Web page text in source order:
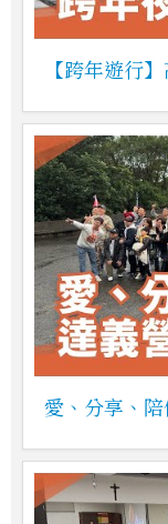
【跨年遊行
愛、分享、